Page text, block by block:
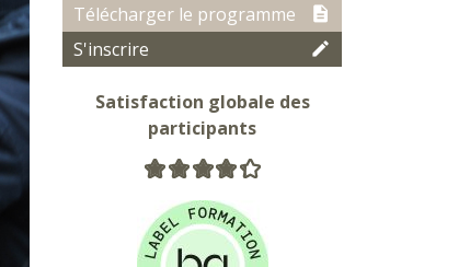
Télécharger le programme
S'inscrire
Satisfaction globale des
participants